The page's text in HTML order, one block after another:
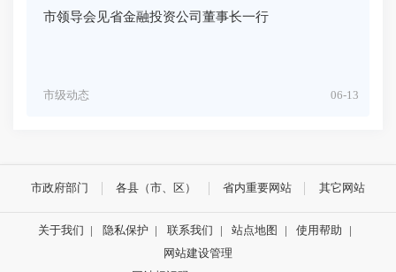
市领导会见省金融投资公司董事长一行
06-13
市级动态
市政府部门 各县（市、区） 省内重要网站 其它网站
关于我们 | 隐私保护 | 联系我们 | 站点地图 | 使用帮助
|
网站建设管理